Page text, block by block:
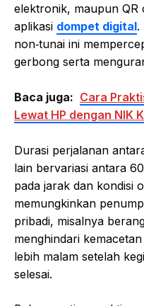
elektronik, maupun QR
aplikasi dompet digital.
non‑tunai ini
gerbong serta
Baca juga: Cara
Lewat HP dengan NIK
Durasi perjalanan
lain bervariasi antara
pada jarak dan kondisi
memungkinkan
pribadi, misalnya
menghindari
lebih malam setelah
selesai.